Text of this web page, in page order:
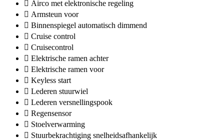
Airco met elektronische regeling
Armsteun voor
Binnenspiegel automatisch dimmend
Cruise control
Cruisecontrol
Elektrische ramen achter
Elektrische ramen voor
Keyless start
Lederen stuurwiel
Lederen versnellingspook
Regensensor
Stoelverwarming
Stuurbekrachtiging snelheidsafhankelijk